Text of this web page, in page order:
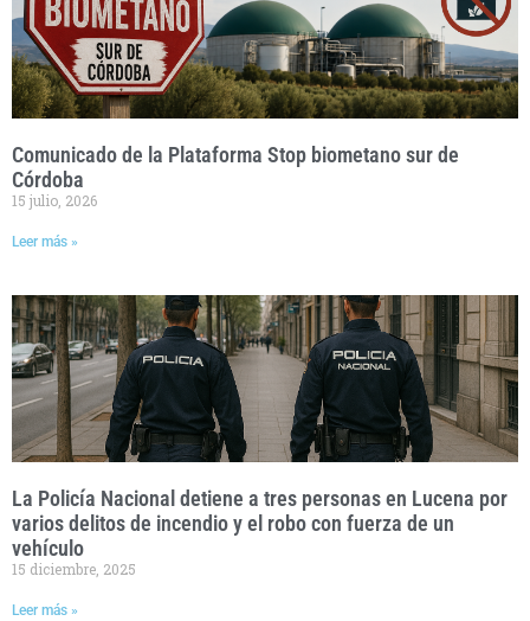
Comunicado de la Plataforma Stop biometano sur de
Córdoba
15 julio, 2026
Leer más »
La Policía Nacional detiene a tres personas en Lucena por
varios delitos de incendio y el robo con fuerza de un
vehículo
15 diciembre, 2025
Leer más »